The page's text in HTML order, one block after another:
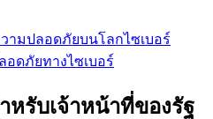
ามปลอดภัยบนโลกไซเบอร์
ดภัยทางไซเบอร์
หรับเจ้าหน้าที่ของรัฐ